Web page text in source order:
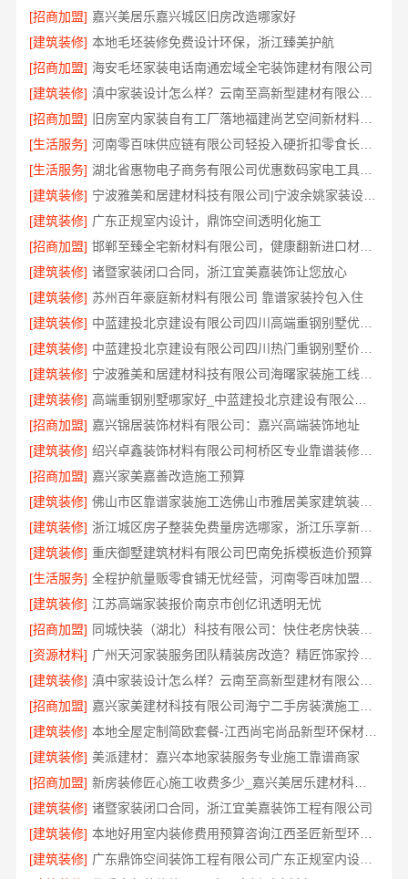
[招商加盟] 嘉兴美居乐嘉兴城区旧房改造哪家好
[建筑装修] 本地毛坯装修免费设计环保，浙江臻美护航
[招商加盟] 海安毛坯家装电话南通宏域全宅装饰建材有限公司
[建筑装修]
滇中家装设计怎么样？云南至高新型建材有限公司设计专业
[招商加盟]
旧房室内家装自有工厂落地福建尚艺空间新材料科技有限公司
[生活服务]
河南零百味供应链有限公司轻投入硬折扣零食长久经营
[生活服务]
湖北省惠物电子商务有限公司优惠数码家电工具价格
[建筑装修]
宁波雅美和居建材科技有限公司|宁波余姚家装设计到店咨询
[建筑装修] 广东正规室内设计，鼎饰空间透明化施工
[招商加盟]
邯郸至臻全宅新材料有限公司，健康翻新进口材料开启绿色人居
[建筑装修] 诸暨家装闭口合同，浙江宜美嘉装饰让您放心
[建筑装修] 苏州百年豪庭新材料有限公司 靠谱家装拎包入住
[建筑装修]
中蓝建投北京建设有限公司四川高端重钢别墅优选指南
[建筑装修]
中蓝建投北京建设有限公司四川热门重钢别墅价格参考
[建筑装修]
[建筑装修]
高端重钢别墅哪家好_中蓝建投北京建设有限公司四川
[招商加盟] 嘉兴锦居装饰材料有限公司：嘉兴高端装饰地址
[建筑装修]
绍兴卓鑫装饰材料有限公司柯桥区专业靠谱装修施工队
[招商加盟] 嘉兴家美嘉善改造施工预算
[建筑装修]
佛山市区靠谱家装施工选佛山市雅居美家建筑装饰工程有限公司
[建筑装修]
浙江城区房子整装免费量房选哪家，浙江乐享新材料有限公司
[建筑装修] 重庆御墅建筑材料有限公司巴南免拆模板造价预算
[生活服务]
[建筑装修] 江苏高端家装报价南京市创亿讯透明无忧
[招商加盟]
同城快装（湖北）科技有限公司：快住老房快装，工期保障
[资源材料]
[建筑装修]
滇中家装设计怎么样？云南至高新型建材有限公司口碑佳
[招商加盟]
[建筑装修]
本地全屋定制简欧套餐-江西尚宅尚品新型环保材料有限公司
[建筑装修] 美派建材：嘉兴本地家装服务专业施工靠谱商家
[招商加盟]
新房装修匠心施工收费多少_嘉兴美居乐建材科技有限公司
[建筑装修] 诸暨家装闭口合同，浙江宜美嘉装饰工程有限公司
[建筑装修]
本地好用室内装修费用预算咨询江西圣匠新型环保材料有限公司
[建筑装修]
广东鼎饰空间装饰工程有限公司广东正规室内设计透明化施工